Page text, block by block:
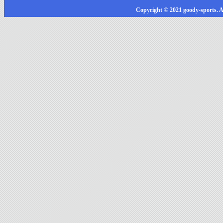
Copyright © 2021 goody-sports.